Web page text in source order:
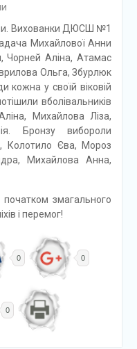
Вихованки ДЮСШ №1
Михайлової Анни
Чорней Аліна, Атамас
Ольга, Збурлюк
кожна у своїй віковій
вболівальників
Михайлова Ліза,
Бронзу вибороли
Колотило Єва, Мороз
Михайлова Анна,
змагального
і перемог!
0 0
0